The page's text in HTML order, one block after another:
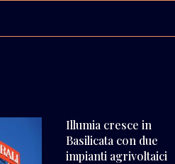
Illumia cresce in
Basilicata con due
impianti agrivoltaici